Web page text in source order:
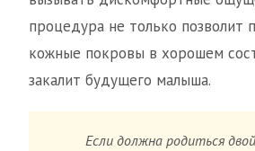
процедура не только позволит
кожные покровы в хорошем
закалит будущего малыша.
Если должна родиться